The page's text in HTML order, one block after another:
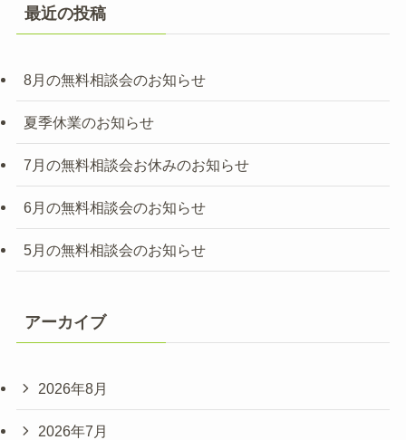
最近の投稿
8月の無料相談会のお知らせ
夏季休業のお知らせ
7月の無料相談会お休みのお知らせ
6月の無料相談会のお知らせ
5月の無料相談会のお知らせ
アーカイブ
2026年8月
2026年7月